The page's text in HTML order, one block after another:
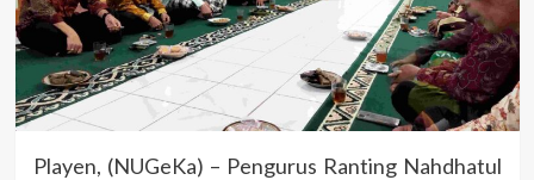
Playen, (NUGeKa) – Pengurus Ranting Nahdhatul